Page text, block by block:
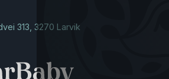
313, 3270 Larvik